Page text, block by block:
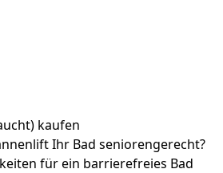
kaufen
Ihr Bad seniorengerecht?
für ein barrierefreies Bad